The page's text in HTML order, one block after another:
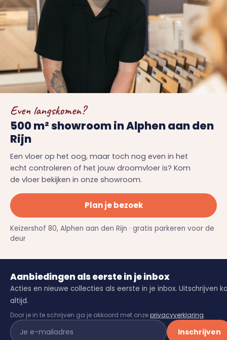
Even langskomen?
500 m² showroom in Alphen aan den
Rijn
Een vloer op het oog, maar toch nog even in het
echt controleren of het jouw droomvloer is? Kom
de vloer bekijken in onze showroom.
Plan je bezoek
Keizershof 80, Alphen aan den Rijn · gratis parkeren voor de
deur
Aanbiedingen als eerste in je inbox
Acties en nieuwe collecties als eerste in je inbox. Uitschrijven
altijd.
Door je in te schrijven ga je akkoord met onzeprivacyverklaring.
Inschrijven